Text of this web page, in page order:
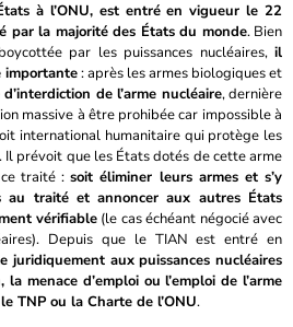
à l’ONU, est entré en vigueur le 22
par la majorité des États du monde. Bien
par les puissances nucléaires, il
importante: après les armes biologiques et
de l’arme nucléaire, dernière
massive à être prohibée car impossible à
international humanitaire qui protège les
prévoit que les États dotés de cette arme
ce traité :soit éliminer leurs armes et s’y
au traité et annoncer aux autres États
vérifiable (le cas échéant négocié avec
Depuis que le TIAN est entré en
juridiquement aux puissances nucléaires
menace d’emploi ou l’emploi de l’arme
TNP ou la Charte de l’ONU.